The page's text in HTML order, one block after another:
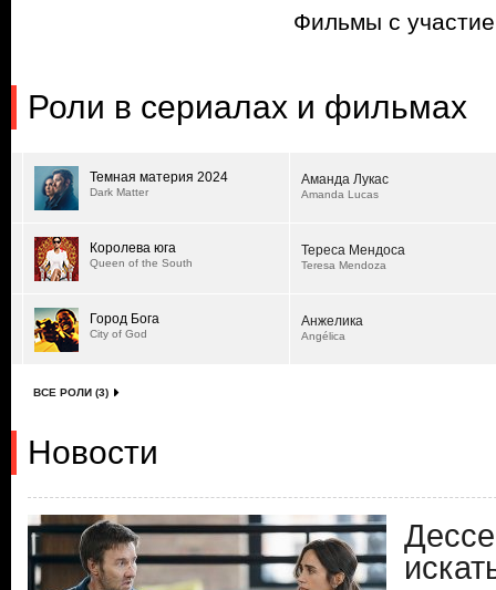
Фильмы с
Роли в сериалах и фильмах
Темная материя 2024
Dark Matter
Аманда Лукас
Amanda Lucas
Королева юга
Queen of the South
Тереса Мендоса
Teresa Mendoza
Город Бога
City of God
Анжелика
Angélica
ВСЕ РОЛИ (3)
Новости